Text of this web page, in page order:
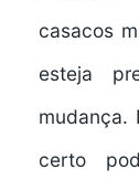
casacos
esteja
certo